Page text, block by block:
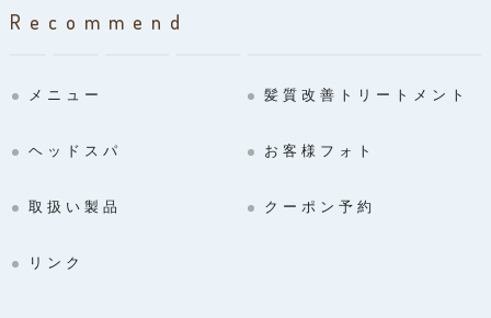
Recommend
メニュー 髪質改善トリートメント
ヘッドスパ お客様フォト
取扱い製品 クーポン予約
リンク